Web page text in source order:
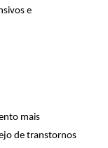
e
mais
de transtornos